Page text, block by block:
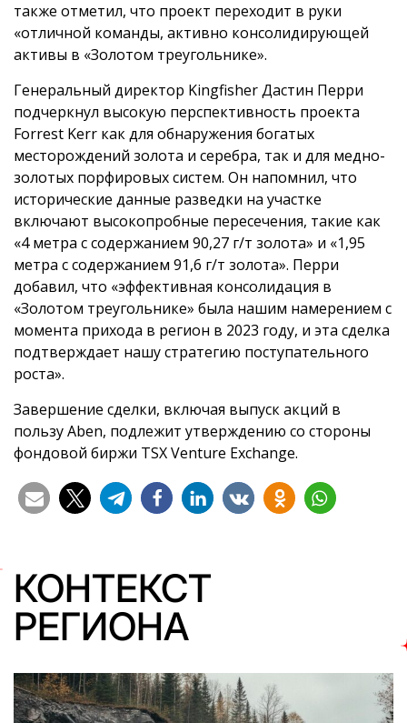
также отметил, что проект переходит в руки
«отличной команды, активно консолидирующей
активы в «Золотом треугольнике».
Генеральный директор Kingfisher Дастин Перри
подчеркнул высокую перспективность проекта
Forrest Kerr как для обнаружения богатых
месторождений золота и серебра, так и для медно-
золотых порфировых систем. Он напомнил, что
исторические данные разведки на участке
включают высокопробные пересечения, такие как
«4 метра с содержанием 90,27 г/т золота» и «1,95
метра с содержанием 91,6 г/т золота». Перри
добавил, что «эффективная консолидация в
«Золотом треугольнике» была нашим намерением с
момента прихода в регион в 2023 году, и эта сделка
подтверждает нашу стратегию поступательного
роста».
Завершение сделки, включая выпуск акций в
пользу Aben, подлежит утверждению со стороны
фондовой биржи TSX Venture Exchange.
КОНТЕКСТ
РЕГИОНА